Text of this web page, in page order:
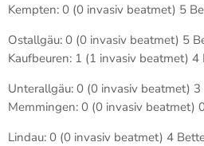
Kempten: 0 (0 invasiv beatmet) 5
Ostallgäu: 0 (0 invasiv beatmet) 5
Kaufbeuren: 1 (1 invasiv beatmet) 4
Unterallgäu: 0 (0 invasiv beatmet)
Memmingen: 0 (0 invasiv beatmet)
Lindau: 0 (0 invasiv beatmet) 4